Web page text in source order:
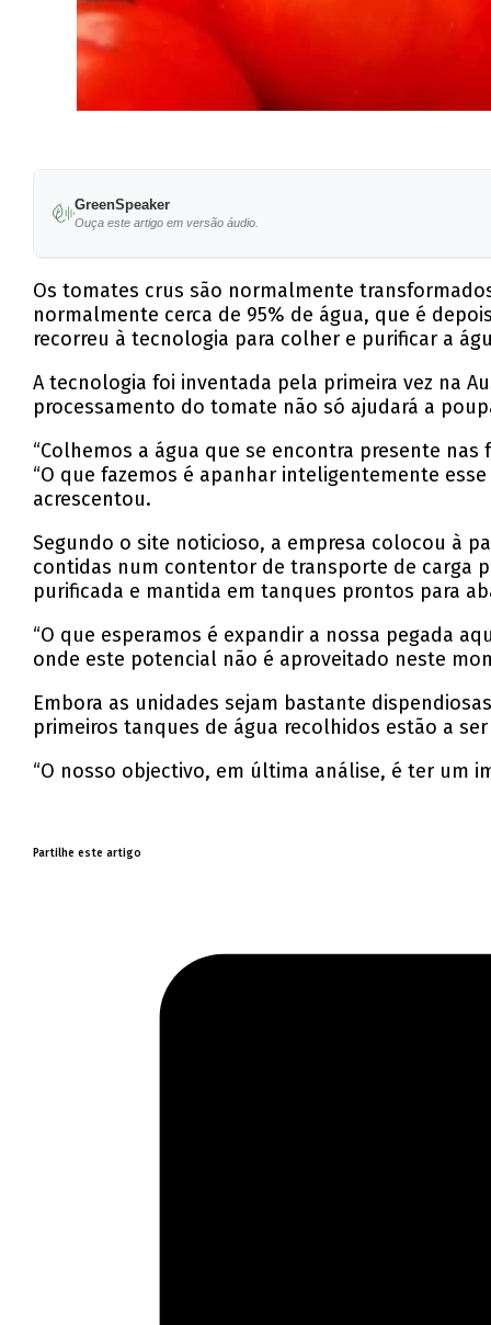
GreenSpeaker
Ouça este artigo em versão áudio.
Os tomates crus são normalmente
normalmente cerca de 95% de água, que é
recorreu à tecnologia para colher e purificar a
A tecnologia foi inventada pela primeira vez na
processamento do tomate não só ajudará a
“Colhemos a água que se encontra presente nas
“O que fazemos é apanhar inteligentemente
acrescentou.
Segundo o site noticioso, a empresa colocou à
contidas num contentor de transporte de carga
purificada e mantida em tanques prontos para
“O que esperamos é expandir a nossa pegada
onde este potencial não é aproveitado neste
Embora as unidades sejam bastante
primeiros tanques de água recolhidos estão a
“O nosso objectivo, em última análise, é ter um
Partilhe este artigo